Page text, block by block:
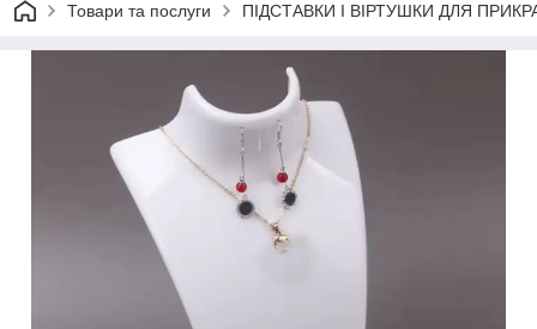
Товари та послуги ПІДСТАВКИ І ВІРТУШКИ ДЛЯ